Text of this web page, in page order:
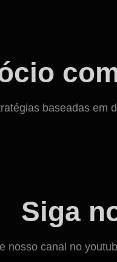
baseadas em
Siga
nosso canal no